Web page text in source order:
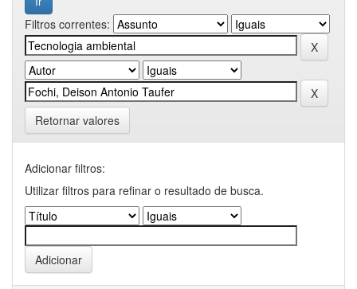
Filtros correntes:
Retornar valores
Adicionar filtros:
Utilizar filtros para refinar o resultado de busca.